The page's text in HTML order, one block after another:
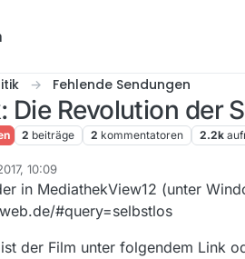
Fehlende Sendungen
Die Revolution der
2 beiträge 2 kommentatoren 2.2k
10:09
in MediathekView12 (unter
#query=selbstlos
der Film unter folgendem Link